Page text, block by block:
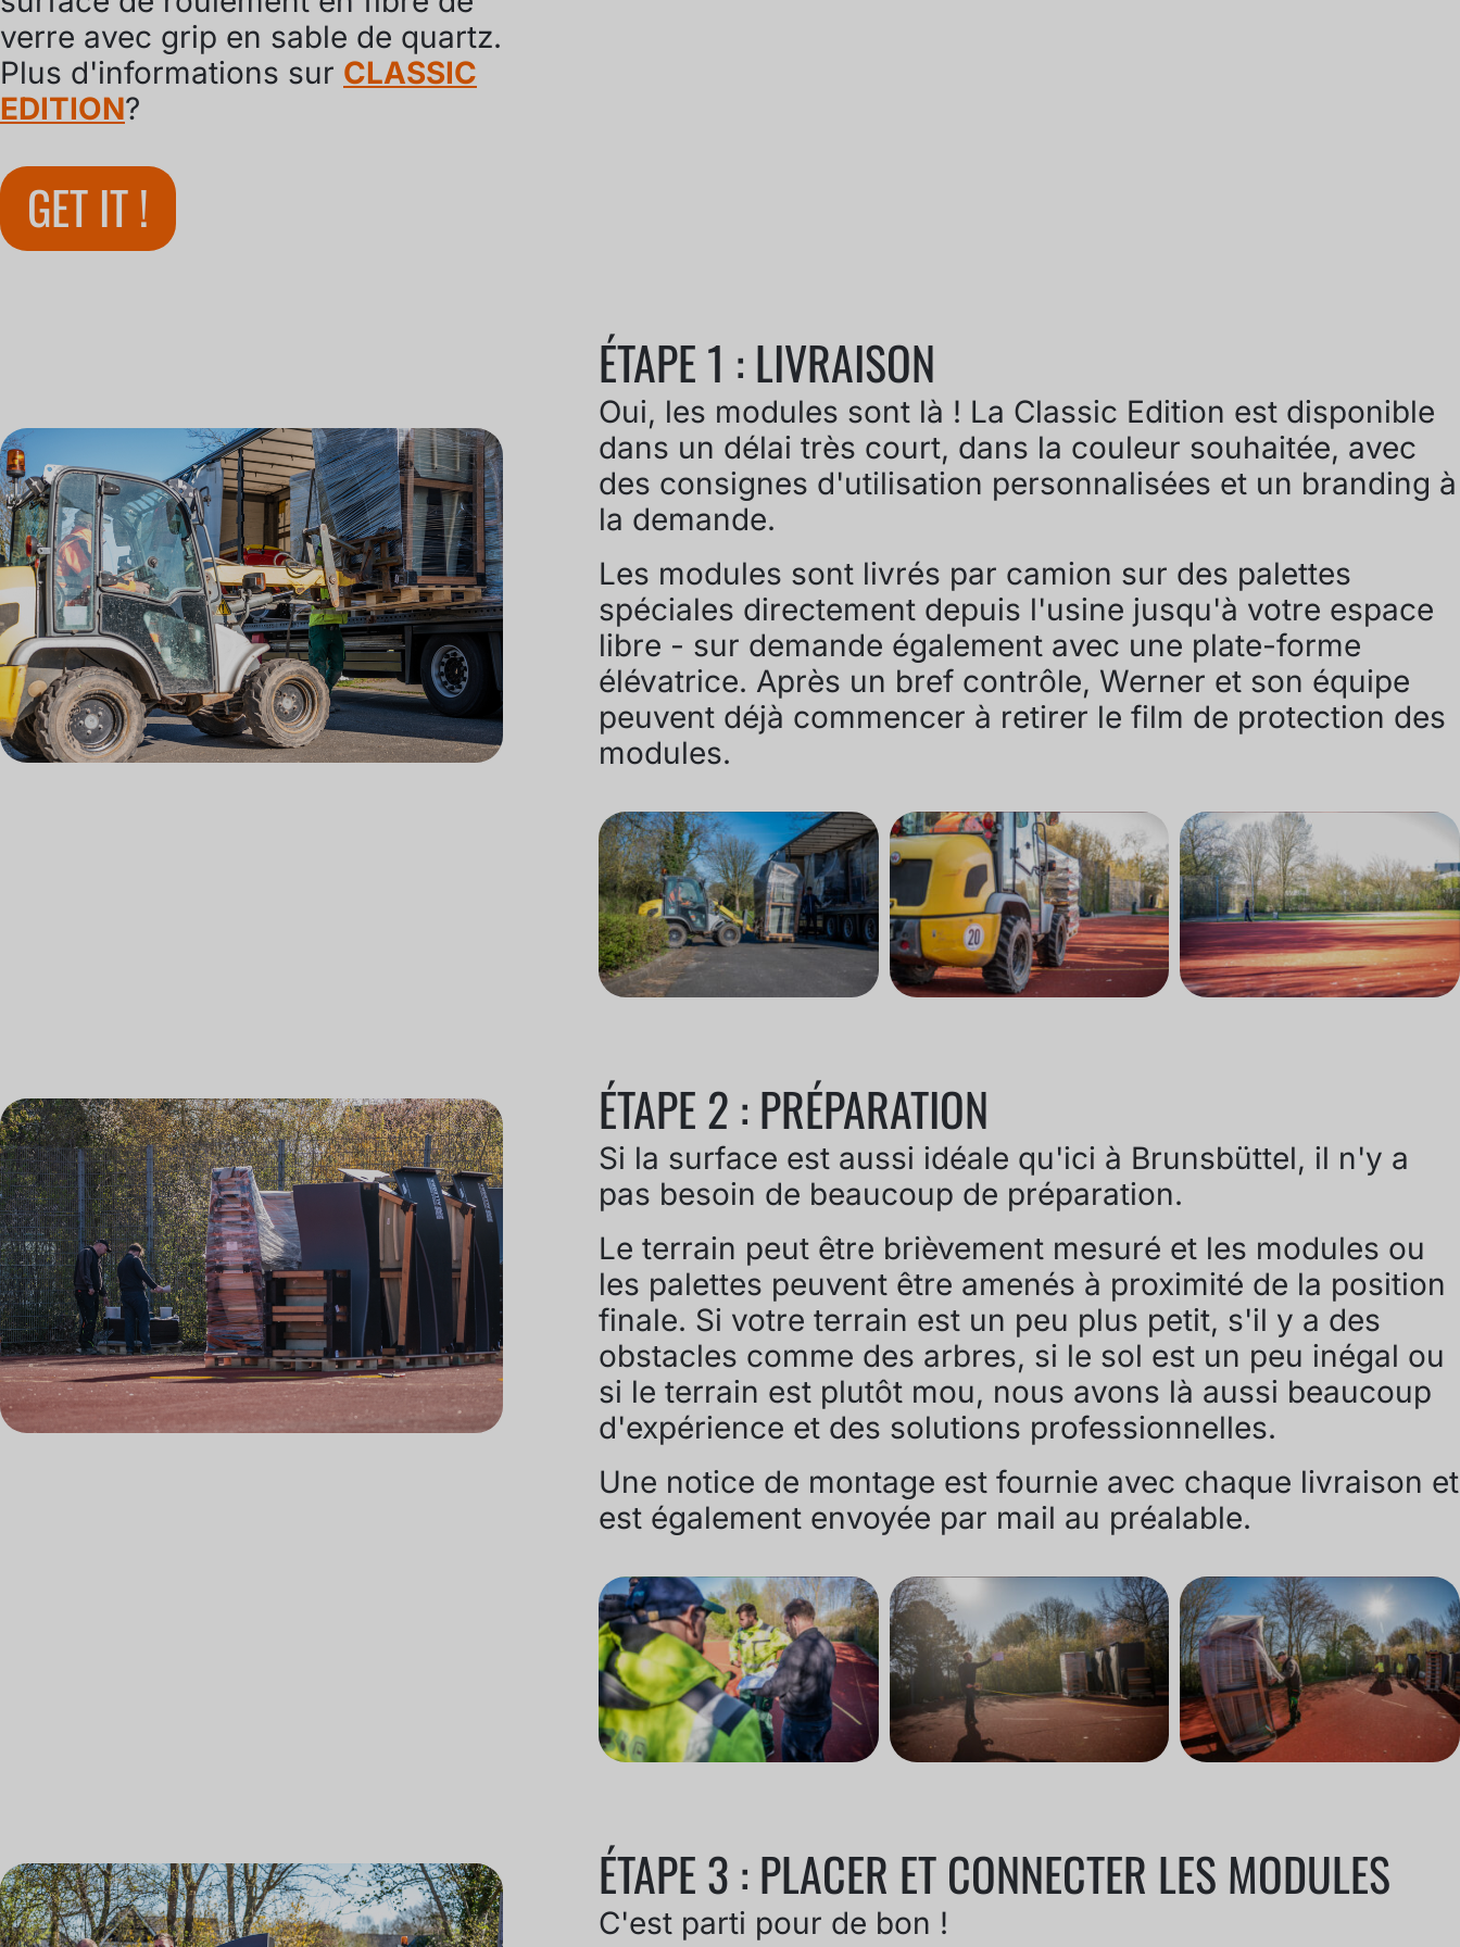
verre avec grip en sable de quartz.
Plus d'informations sur CLASSIC
EDITION?
GET IT !
ÉTAPE 1 : LIVRAISON
Oui, les modules sont là ! La Classic Edition est disponible
dans un délai très court, dans la couleur souhaitée, avec
des consignes d'utilisation personnalisées et un branding à
la demande.
Les modules sont livrés par camion sur des palettes
spéciales directement depuis l'usine jusqu'à votre espace
libre - sur demande également avec une plate-forme
élévatrice. Après un bref contrôle, Werner et son équipe
peuvent déjà commencer à retirer le film de protection des
modules.
ÉTAPE 2 : PRÉPARATION
Si la surface est aussi idéale qu'ici à Brunsbüttel, il n'y a
pas besoin de beaucoup de préparation.
Le terrain peut être brièvement mesuré et les modules ou
les palettes peuvent être amenés à proximité de la position
finale. Si votre terrain est un peu plus petit, s'il y a des
obstacles comme des arbres, si le sol est un peu inégal ou
si le terrain est plutôt mou, nous avons là aussi beaucoup
d'expérience et des solutions professionnelles.
Une notice de montage est fournie avec chaque livraison et
est également envoyée par mail au préalable.
ÉTAPE 3 : PLACER ET CONNECTER LES MODULES
C'est parti pour de bon !